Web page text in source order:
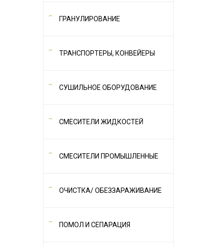
ГРАНУЛИРОВАНИЕ
ТРАНСПОРТЕРЫ, КОНВЕЙЕРЫ
СУШИЛЬНОЕ ОБОРУДОВАНИЕ
СМЕСИТЕЛИ ЖИДКОСТЕЙ
СМЕСИТЕЛИ ПРОМЫШЛЕННЫЕ
ОЧИСТКА/ ОБЕЗЗАРАЖИВАНИЕ
ПОМОЛ И СЕПАРАЦИЯ